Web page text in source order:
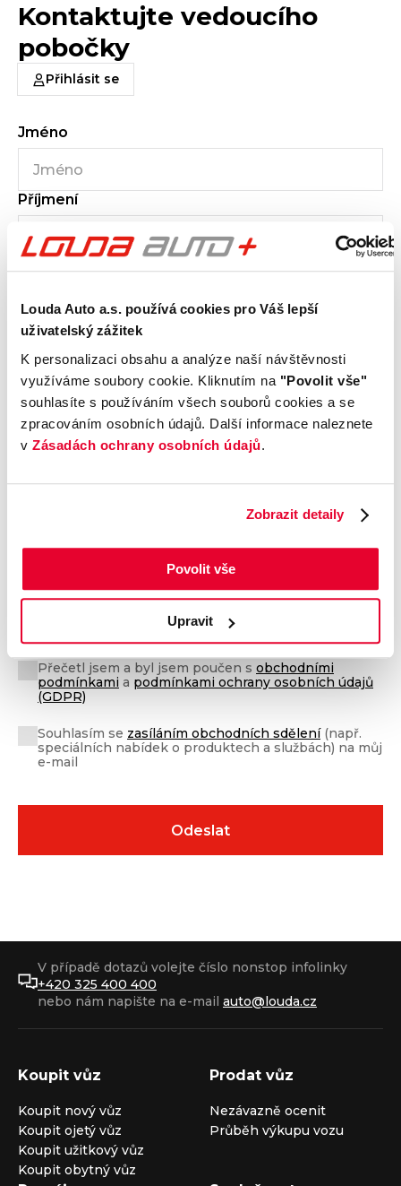
Louda Auto a.s. používá cookies pro Váš lepší
uživatelský zážitek
K personalizaci obsahu a analýze naší návštěvnosti
využíváme soubory cookie. Kliknutím na "Povolit vše"
souhlasíte s používáním všech souborů cookies a se
zpracováním osobních údajů. Další informace naleznete
v Zásadách ochrany osobních údajů.
Zobrazit detaily
Povolit vše
Upravit
Kontaktujte vedoucího
pobočky
Přihlásit se
Jméno
Příjmení
Telefon
Zpráva
Přečetl jsem a byl jsem poučen s obchodními
podmínkami a podmínkami ochrany osobních údajů
(GDPR)
Souhlasím se zasíláním obchodních sdělení(např.
speciálních nabídek o produktech a službách) na můj
e-mail
V případě dotazů volejte číslo nonstop infolinky
+420 325 400 400
nebo nám napište na e-mail auto@louda.cz
Koupit vůz
Koupit nový vůz
Koupit ojetý vůz
Koupit užitkový vůz
Koupit obytný vůz
Prodat vůz
Nezávazně ocenit
Průběh výkupu vozu